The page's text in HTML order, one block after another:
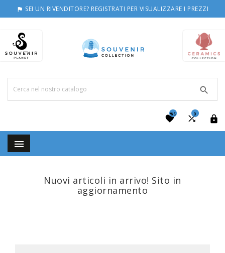
 SEI UN RIVENDITORE? REGISTRATI PER VISUALIZZARE I PREZZI



0

%S

Nuovi articoli in arrivo! Sito in
aggiornamento